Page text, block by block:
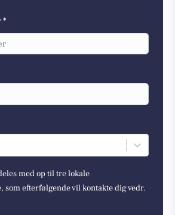
*
med op til tre lokale
efterfølgende vil kontakte dig vedr.